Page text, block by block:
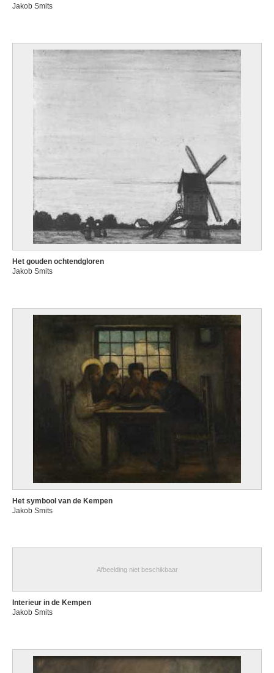
Jakob Smits
Het gouden ochtendgloren
Jakob Smits
Het symbool van de Kempen
Jakob Smits
Afbeelding niet beschikbaar
Interieur in de Kempen
Jakob Smits